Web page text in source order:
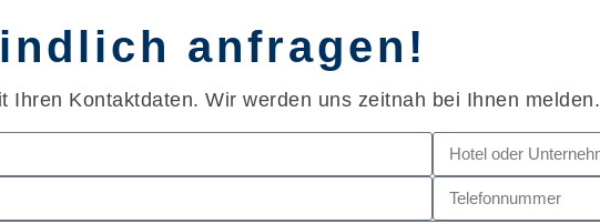
anfragen!
Ihren Kontaktdaten. Wir werden uns zeitnah bei Ihnen melden.